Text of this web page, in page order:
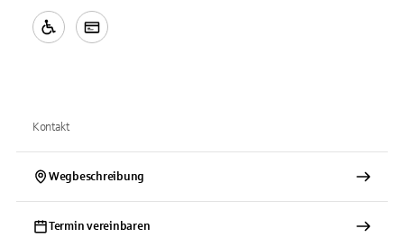
Kontakt
Wegbeschreibung
Termin vereinbaren